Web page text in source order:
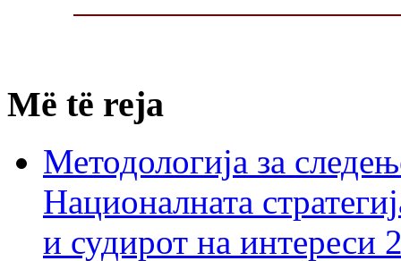
Më të reja
Методологија за
Националната
и судирот на интереси